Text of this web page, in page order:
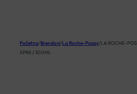
Početna/Brendovi/La Roche-Posay/LA ROCHE-
SPREJ 300ML